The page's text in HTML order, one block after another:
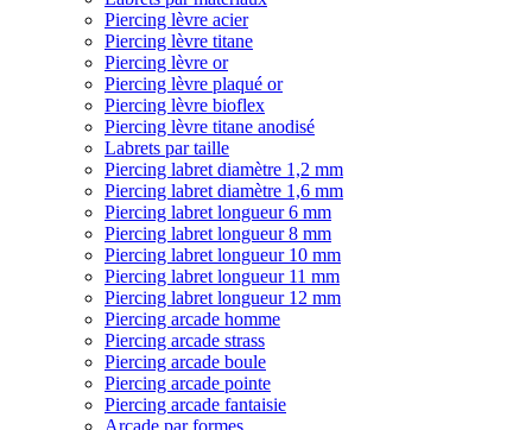
Piercing lèvre acier
Piercing lèvre titane
Piercing lèvre or
Piercing lèvre plaqué or
Piercing lèvre bioflex
Piercing lèvre titane anodisé
Labrets par taille
Piercing labret diamètre 1,2 mm
Piercing labret diamètre 1,6 mm
Piercing labret longueur 6 mm
Piercing labret longueur 8 mm
Piercing labret longueur 10 mm
Piercing labret longueur 11 mm
Piercing labret longueur 12 mm
Piercing arcade homme
Piercing arcade strass
Piercing arcade boule
Piercing arcade pointe
Piercing arcade fantaisie
Arcade par formes